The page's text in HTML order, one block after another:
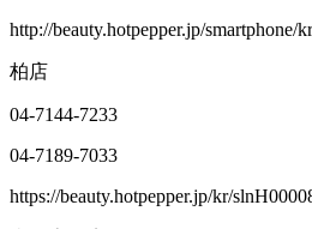
http://beauty.hotpepper.jp/smartphone/
柏店
04-7144-7233
04-7189-7033
https://beauty.hotpepper.jp/kr/